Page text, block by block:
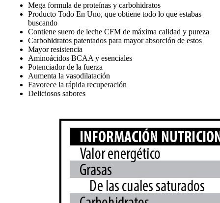
Mega formula de proteínas y carbohidratos
Producto Todo En Uno, que obtiene todo lo que estabas
buscando
Contiene suero de leche CFM de máxima calidad y pureza
Carbohidratos patentados para mayor absorción de estos
Mayor resistencia
Aminoácidos BCAA y esenciales
Potenciador de la fuerza
Aumenta la vasodilatación
Favorece la rápida recuperación
Deliciosos sabores